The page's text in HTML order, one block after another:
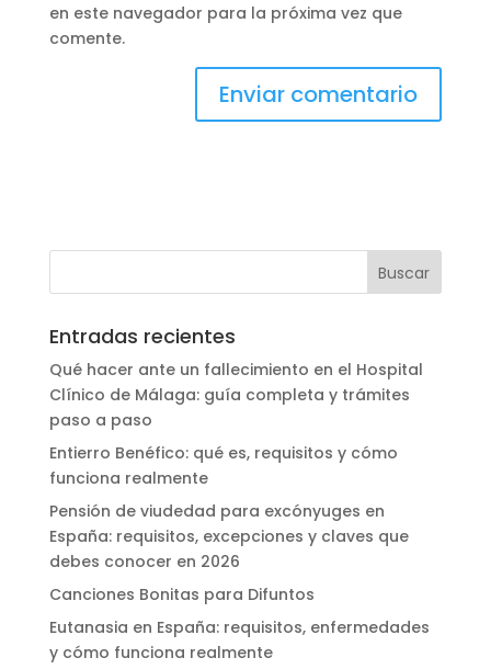
en este navegador para la próxima vez que
comente.
Entradas recientes
Qué hacer ante un fallecimiento en el Hospital
Clínico de Málaga: guía completa y trámites
paso a paso
Entierro Benéfico: qué es, requisitos y cómo
funciona realmente
Pensión de viudedad para excónyuges en
España: requisitos, excepciones y claves que
debes conocer en 2026
Canciones Bonitas para Difuntos
Eutanasia en España: requisitos, enfermedades
y cómo funciona realmente